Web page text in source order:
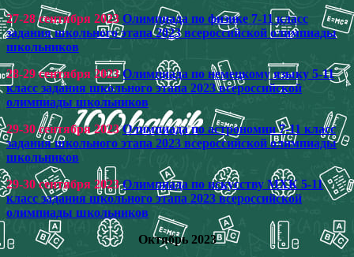
27-28 сентября 2023 Олимпиада по физике 7-11 класс
задания школьного этапа 2023 всероссийской олимпиады
школьников
28-29 сентября 2023 Олимпиада по немецкому языку 5-11
класс задания школьного этапа 2023 всероссийской
олимпиады школьников
29-30 сентября 2023 Олимпиада по астрономии 7-11 класс
задания школьного этапа 2023 всероссийской олимпиады
школьников
29-30 сентября 2023 Олимпиада по искусству МХК 5-11
класс задания школьного этапа 2023 всероссийской
олимпиады школьников
Октябрь 2023